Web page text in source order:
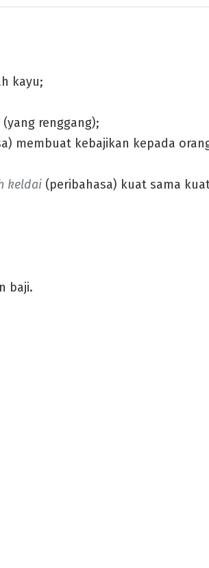
kayu;
renggang);
membuat kebajikan kepada
keldai (peribahasa) kuat sama
baji.